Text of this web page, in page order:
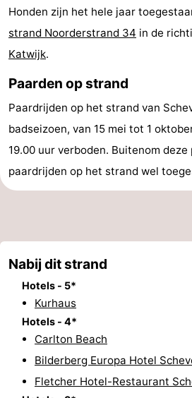
Monumenten
-
Uitkijkpunten
Attracties
Rondvaarten
-
Amusement
-
Speeltuinen
-
Steden
Rondleidingen
Sporten
Fietsen
Honden zijn het hele jaar
strand Noorderstrand 34 in de
Katwijk.
Paarden op strand
Paardrijden op het strand van
badseizoen, van 15 mei tot 1
19.00 uur verboden. Buitenom
paardrijden op het strand wel
Nabij dit strand
Hotels - 5*
Kurhaus
Hotels - 4*
Carlton Beach
Bilderberg Europa Hotel
Fletcher Hotel-Restaurant